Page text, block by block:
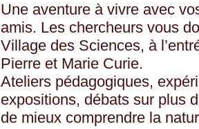
Une aventure à vivre avec
amis. Les chercheurs vous
Village des Sciences, à
Pierre et Marie Curie.
Ateliers pédagogiques,
expositions, débats sur plus
de mieux comprendre la